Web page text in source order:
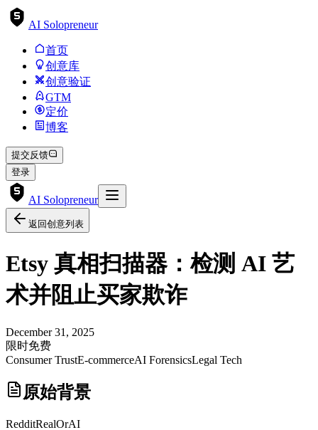
AI Solopreneur
首页
创意库
创意验证
GTM
定价
博客
提交反馈
登录
AI Solopreneur
返回创意列表
Etsy 真相扫描器：检测 AI 艺
术并阻止买家欺诈
December 31, 2025
限时免费
Consumer TrustE-commerceAI ForensicsLegal Tech
原始背景
RedditRealOrAI